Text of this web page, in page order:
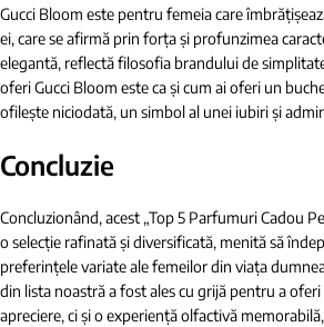
Gucci Bloom este pentru femeia care
ei, care se afirmă prin forța și profunzimea
elegantă, reflectă filosofia brandului de
oferi Gucci Bloom este ca și cum ai oferi un
ofilește niciodată, un simbol al unei iubiri și
Concluzie
Concluzionând, acest „Top 5 Parfumuri Cadou
o selecție rafinată și diversificată, menită să
preferințele variate ale femeilor din viața
din lista noastră a fost ales cu grijă pentru a
apreciere, ci și o experiență olfactivă